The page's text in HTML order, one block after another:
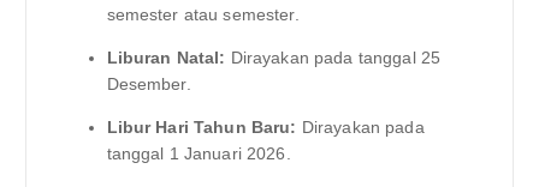
semester atau semester.
Liburan Natal: Dirayakan pada tanggal 25
Desember.
Libur Hari Tahun Baru: Dirayakan pada
tanggal 1 Januari 2026.